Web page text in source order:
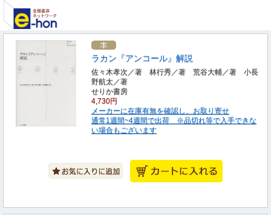
ラカン『アンコール』解説
佐々木孝次／著 林行秀／著 荒谷大輔／著 小長
野航太／著
せりか書房
4,730円
メーカーに在庫有無を確認し、お取り寄せ
通常1週間~4週間で出荷 ※品切れ等で入手できな
い場合もございます